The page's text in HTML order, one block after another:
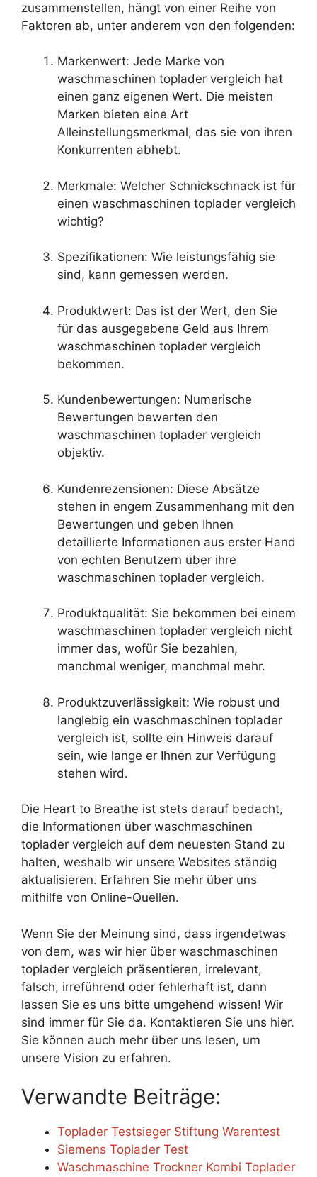
zusammenstellen, hängt von einer Reihe von
Faktoren ab, unter anderem von den folgenden:
Markenwert: Jede Marke von
waschmaschinen toplader vergleich hat
einen ganz eigenen Wert. Die meisten
Marken bieten eine Art
Alleinstellungsmerkmal, das sie von ihren
Konkurrenten abhebt.
Merkmale: Welcher Schnickschnack ist für
einen waschmaschinen toplader vergleich
wichtig?
Spezifikationen: Wie leistungsfähig sie
sind, kann gemessen werden.
Produktwert: Das ist der Wert, den Sie
für das ausgegebene Geld aus Ihrem
waschmaschinen toplader vergleich
bekommen.
Kundenbewertungen: Numerische
Bewertungen bewerten den
waschmaschinen toplader vergleich
objektiv.
Kundenrezensionen: Diese Absätze
stehen in engem Zusammenhang mit den
Bewertungen und geben Ihnen
detaillierte Informationen aus erster Hand
von echten Benutzern über ihre
waschmaschinen toplader vergleich.
Produktqualität: Sie bekommen bei einem
waschmaschinen toplader vergleich nicht
immer das, wofür Sie bezahlen,
manchmal weniger, manchmal mehr.
Produktzuverlässigkeit: Wie robust und
langlebig ein waschmaschinen toplader
vergleich ist, sollte ein Hinweis darauf
sein, wie lange er Ihnen zur Verfügung
stehen wird.
Die Heart to Breathe ist stets darauf bedacht,
die Informationen über waschmaschinen
toplader vergleich auf dem neuesten Stand zu
halten, weshalb wir unsere Websites ständig
aktualisieren. Erfahren Sie mehr über uns
mithilfe von Online-Quellen.
Wenn Sie der Meinung sind, dass irgendetwas
von dem, was wir hier über waschmaschinen
toplader vergleich präsentieren, irrelevant,
falsch, irreführend oder fehlerhaft ist, dann
lassen Sie es uns bitte umgehend wissen! Wir
sind immer für Sie da. Kontaktieren Sie uns hier.
Sie können auch mehr über uns lesen, um
unsere Vision zu erfahren.
Verwandte Beiträge:
Toplader Testsieger Stiftung Warentest
Siemens Toplader Test
Waschmaschine Trockner Kombi Toplader